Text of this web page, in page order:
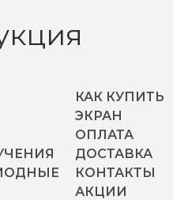
КАК КУПИТЬ
ЭКРАН
ОПЛАТА
ДОСТАВКА
КОНТАКТЫ
АКЦИИ